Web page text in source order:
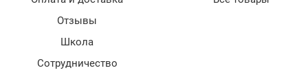
Отзывы
Школа
Сотрудничество